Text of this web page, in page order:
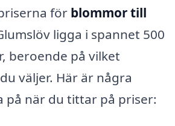
för blommor till
ligga i spannet 500
beroende på vilket
väljer. Här är några
på när du tittar på priser: